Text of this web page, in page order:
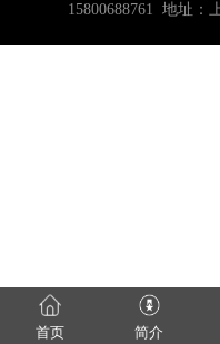
15800688761 地址：
首页 简介